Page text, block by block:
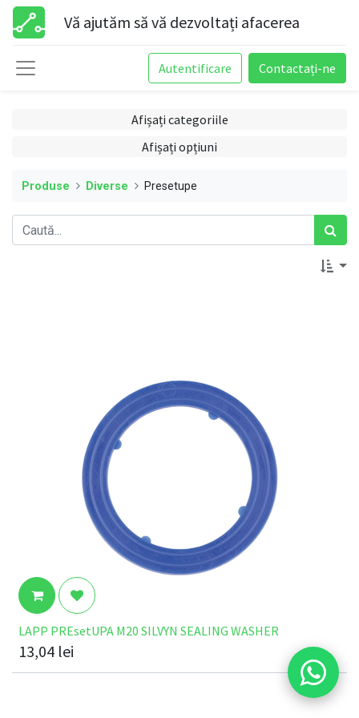
Vă ajutăm să vă dezvoltați afacerea
Autentificare Contactați-ne
Afișați categoriile
Afișați opțiuni
Produse Diverse Presetupe
LAPP PREsetUPA M20 SILVYN SEALING WASHER
13,04 lei